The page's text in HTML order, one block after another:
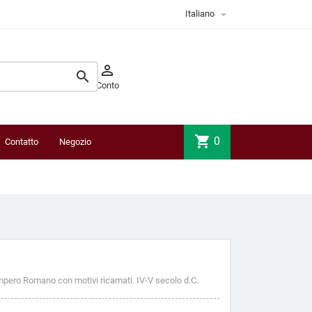
Italiano 
 
Conto
Contatto Negozio shopping_cart 0
Romano con motivi ricamati. IV-V secolo d.C.